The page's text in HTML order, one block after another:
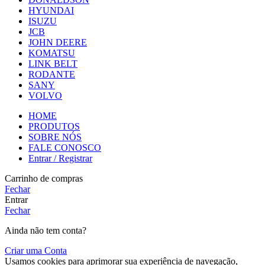
HYUNDAI
ISUZU
JCB
JOHN DEERE
KOMATSU
LINK BELT
RODANTE
SANY
VOLVO
HOME
PRODUTOS
SOBRE NÓS
FALE CONOSCO
Entrar / Registrar
Carrinho de compras
Fechar
Entrar
Fechar
Ainda não tem conta?
Criar uma Conta
Usamos cookies para aprimorar sua experiência de navegação,